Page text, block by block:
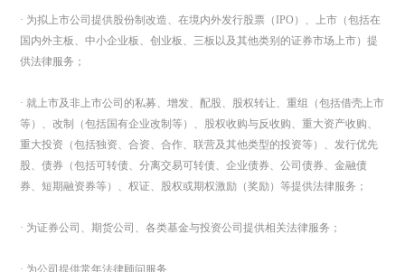
· 为拟上市公司提供股份制改造、在境内外发行股票（IPO）、上市（包括在
国内外主板、中小企业板、创业板、三板以及其他类别的证券市场上市）提
供法律服务；
· 就上市及非上市公司的私募、增发、配股、股权转让、重组（包括借壳上市
等）、改制（包括国有企业改制等）、股权收购与反收购、重大资产收购、
重大投资（包括独资、合资、合作、联营及其他类型的投资等）、发行优先
股、债券（包括可转债、分离交易可转债、企业债券、公司债券、金融债
券、短期融资券等）、权证、股权或期权激励（奖励）等提供法律服务；
· 为证券公司、期货公司、各类基金与投资公司提供相关法律服务；